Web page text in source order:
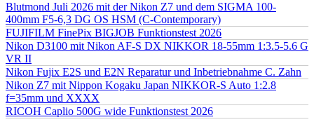
Blutmond Juli 2026 mit der Nikon Z7 und dem SIGMA 100-
400mm F5-6,3 DG OS HSM (C-Contemporary)
FUJIFILM FinePix BIGJOB Funktionstest 2026
Nikon D3100 mit Nikon AF-S DX NIKKOR 18-55mm 1:3.5-5.6 G
VR II
Nikon Fujix E2S und E2N Reparatur und Inbetriebnahme C. Zahn
Nikon Z7 mit Nippon Kogaku Japan NIKKOR-S Auto 1:2.8
f=35mm und XXXX
RICOH Caplio 500G wide Funktionstest 2026